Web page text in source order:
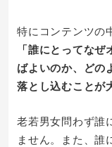
特にコンテンツの
「誰にとってな
ばよいのか、どの
落とし込むことが
老若男女問わず誰
ません。また、誰